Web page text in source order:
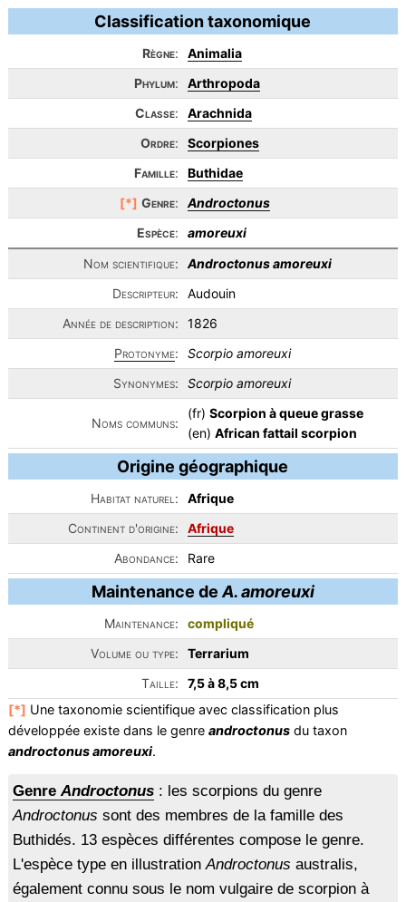
Classification taxonomique
Règne:
Animalia
Phylum:
Arthropoda
Classe:
Arachnida
Ordre:
Scorpiones
Famille:
Buthidae
[*] Genre:
Androctonus
Espèce:
amoreuxi
Nom scientifique:
Androctonus amoreuxi
Descripteur:
Audouin
Année de description:
1826
Protonyme:
Scorpio amoreuxi
Synonymes:
Scorpio amoreuxi
Noms communs:
(fr) Scorpion à queue grasse
(en) African fattail scorpion
Origine géographique
Habitat naturel:
Afrique
Continent d'origine:
Afrique
Abondance:
Rare
Maintenance de A. amoreuxi
Maintenance:
compliqué
Volume ou type:
Terrarium
Taille:
7,5 à 8,5 cm
[*] Une taxonomie scientifique avec classification plus
développée existe dans le genre androctonusdu taxon
androctonus amoreuxi.
GenreAndroctonus: les scorpions du genre
Androctonus sont des membres de la famille des
Buthidés. 13 espèces différentes compose le genre.
L'espèce type en illustrationAndroctonus australis,
également connu sous le nom vulgaire de scorpion à